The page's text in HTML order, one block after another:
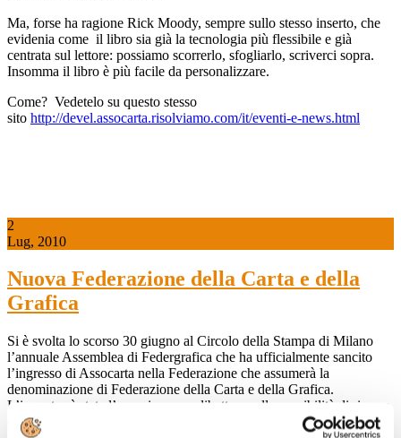
Ma, forse ha ragione Rick Moody, sempre sullo stesso inserto, che
evidenia come il libro sia già la tecnologia più flessibile e già
centrata sul lettore: possiamo scorrerlo, sfogliarlo, scriverci sopra.
Insomma il libro è più facile da personalizzare.
Come? Vedetelo su questo stesso
sito http://devel.assocarta.risolviamo.com/it/eventi-e-news.html
2
Lug, 2010
Nuova Federazione della Carta e della
Grafica
Si è svolta lo scorso 30 giugno al Circolo della Stampa di Milano
l’annuale Assemblea di Federgrafica che ha ufficialmente sancito
l’ingresso di Assocarta nella Federazione che assumerà la
denominazione di Federazione della Carta e della Grafica.
L’incontro è stata l’occasione per dibattere sulle possibilità di ripresa
del settore e sull’esigenza di puntare all’innovazione.